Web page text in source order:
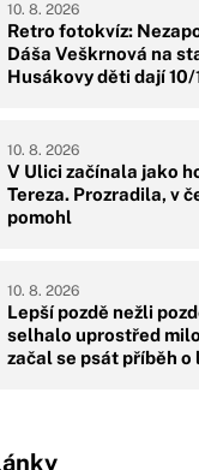
Retro fotokvíz:
Dáša Veškrnová na
Husákovy děti dají
10. 8. 2026
V Ulici začínala jako
Tereza. Prozradila, v
pomohl
10. 8. 2026
Lepší pozdě nežli
selhalo uprostřed
začal se psát příběh o
10. 8. 2026